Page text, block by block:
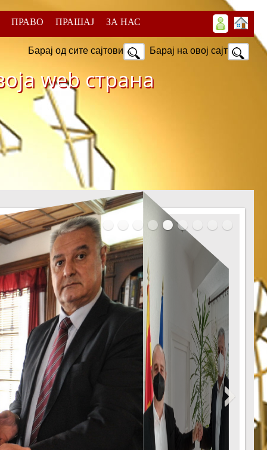
ПРАВО ПРАШАЈ ЗА НАС
Барај на овој сајт
Барај од сите сајтови
web страна